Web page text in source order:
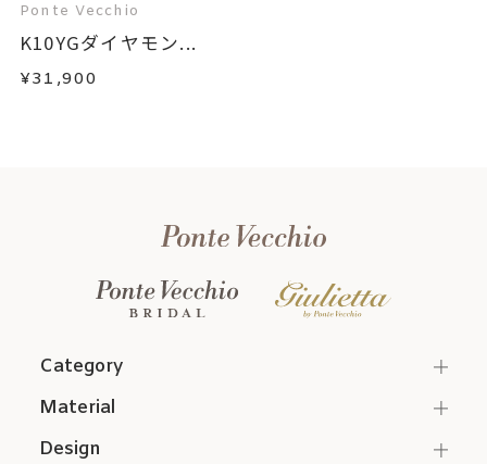
Ponte Vecchio
K10YGダイヤモン...
¥31,900
Category
Material
Design